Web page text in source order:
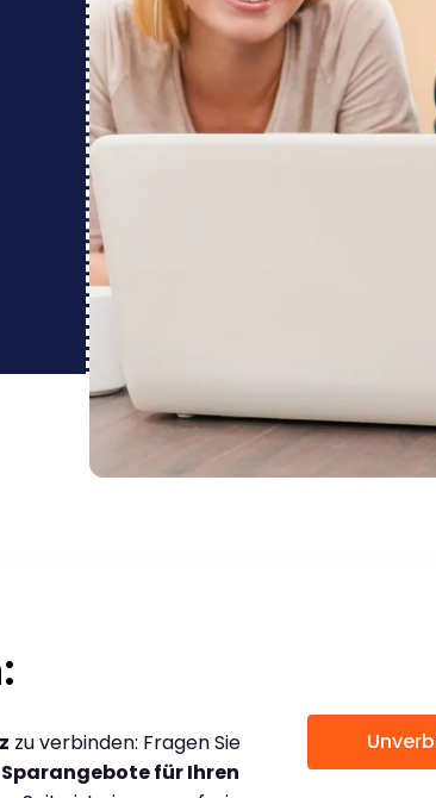
zu verbinden: Fragen Sie
für Ihren